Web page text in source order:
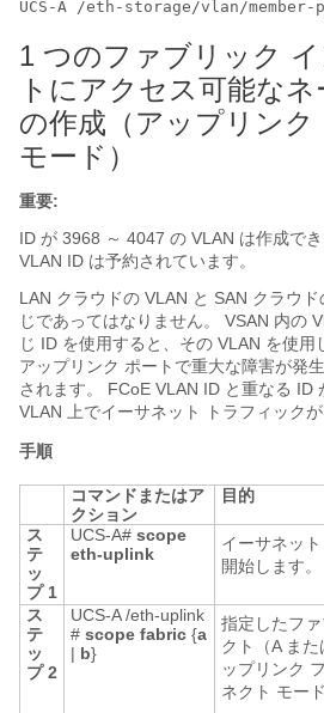
1 つのファブリック
トにアクセス可能な
の作成（アップリンク
モード）
重要:
ID が 3968 ～ 4047 の VLAN は作成で
VLAN ID は予約されています。
LAN クラウドの VLAN と SAN クラウ
じであってはなりません。 VSAN 内の
じ ID を使用すると、その VLAN を使用
アップリンク ポートで重大な障害が発
されます。 FCoE VLAN ID と重なる ID
VLAN 上でイーサネット トラフィックが
手順
コマンドまたはア
クション
目的
ス
テ
ッ
プ 1
UCS-A# scope
eth-uplink
イーサネッ
開始します。
ス
テ
ッ
プ 2
UCS-A /eth-uplink
# scope fabric {a
| b}
指定したフ
クト（A ま
ップリンク
ネクト モー